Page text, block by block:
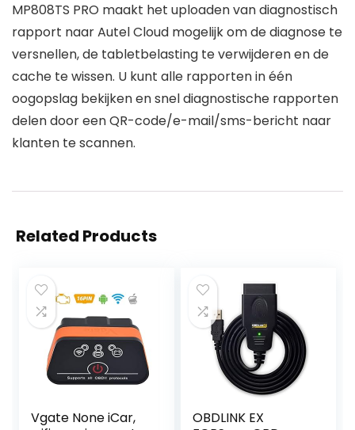
MP808TS PRO maakt het uploaden van diagnostisch
rapport naar Autel Cloud mogelijk om de diagnose te
versnellen, de tabletbelasting te verwijderen en de
cache te wissen. U kunt alle rapporten in één
oogopslag bekijken en snel diagnostische rapporten
delen door een QR-code/e-mail/sms-bericht naar
klanten te scannen.
Related Products
Vgate None iCar,
OBDLINK EX